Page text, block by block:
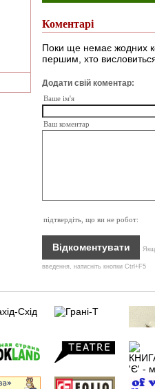
Коментарі
Поки ще немає жодних
першим, хто
Додати свій коментар:
Ваше ім'я
Ваш коментар
підтвердіть, що ви не робот:
введення, натисніть кнопки Ctrl+F5